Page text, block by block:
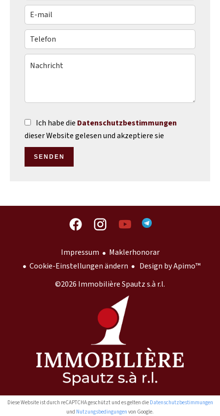
Ich habe die Datenschutzbestimmungen
dieser Website gelesen und akzeptiere sie
SENDEN
Impressum
Maklerhonorar
Cookie-Einstellungen ändern
Design byApimo™
©2026 Immobilière Spautz s.à r.l.
Diese Website ist durch reCAPTCHA geschützt und es gelten die Datenschutzbestimmungen
und Nutzungsbedingungen von Google.